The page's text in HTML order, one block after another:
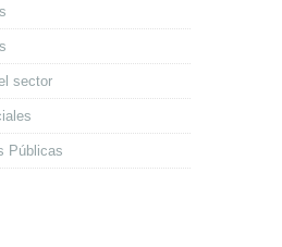
sector
Públicas